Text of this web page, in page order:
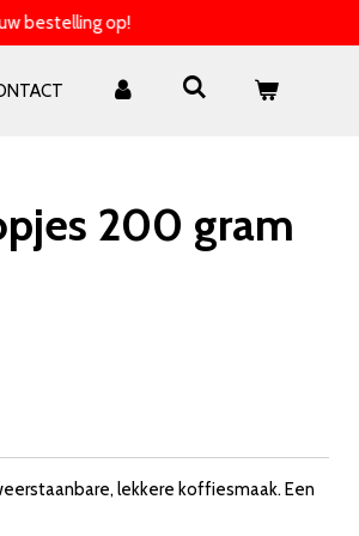
bestelling op!
200 gram
lekkere koffiesmaak. Een